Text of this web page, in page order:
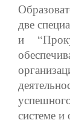
две
и
системе и